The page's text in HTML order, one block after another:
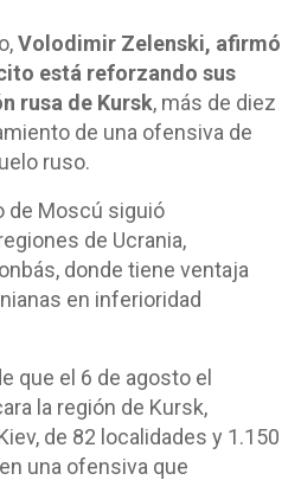
Volodimir Zelenski, afirmó
está reforzando sus
rusa de Kursk, más de diez
de una ofensiva de
ruso.
de Moscú siguió
de Ucrania,
donde tiene ventaja
en inferioridad
que el 6 de agosto el
la región de Kursk,
de 82 localidades y 1.150
una ofensiva que